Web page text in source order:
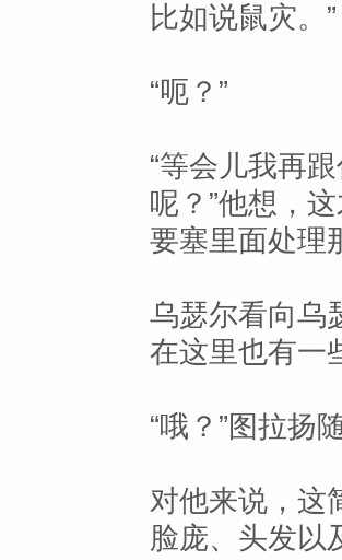
比如说鼠灾。”
“呃？”
“等会儿我再
呢？”他想，
要塞里面处理
乌瑟尔看向乌
在这里也有一
“哦？”图拉扬
对他来说，这
脸庞、头发以